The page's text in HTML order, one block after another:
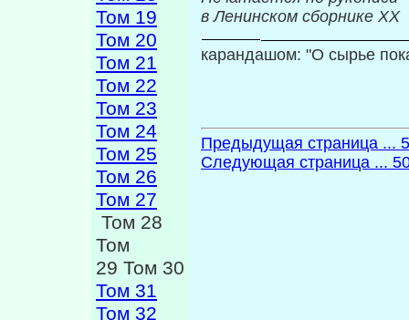
Том 19
Том 20
Том 21
Том 22
Том 23
Том 24
Том 25
Том 26
Том 27
Том 28
Том
29 Том 30
Том 31
Том 32
в Ленинском сборнике XX
карандашом: "О сырье
Предыдущая страница ...
Следующая страница ...